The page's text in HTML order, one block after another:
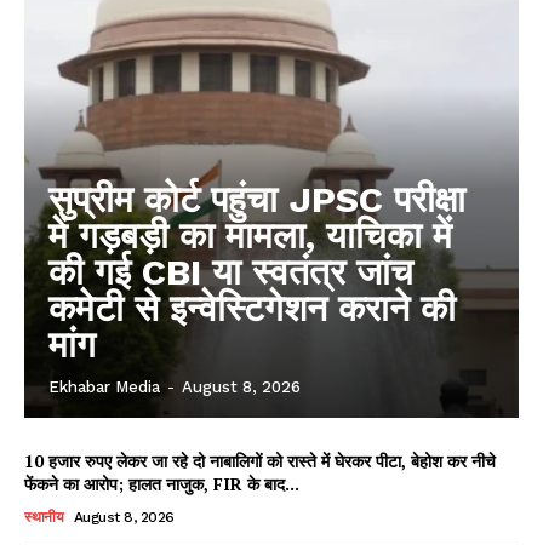
सुप्रीम कोर्ट पहुंचा JPSC परीक्षा
में गड़बड़ी का मामला, याचिका में
की गई CBI या स्वतंत्र जांच
कमेटी से इन्वेस्टिगेशन कराने की
मांग
Ekhabar Media - August 8, 2026
10 हजार रुपए लेकर जा रहे दो नाबालिगों को रास्ते में घेरकर पीटा, बेहोश कर नीचे
फेंकने का आरोप; हालत नाजुक, FIR के बाद...
स्थानीय August 8, 2026